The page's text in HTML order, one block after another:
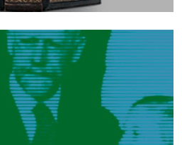
Millionen Christen
nur das, was ihrem
das ist die Gewohnheitsbrille.
es scheint nie aufgefallen, dass
eigentlich gar nicht
Jahre alt werden und siehst du
dass Gott nur zwölfmal im Alten
wird. 6400 mal als Jahwe,
mal als Adonai und so weiter